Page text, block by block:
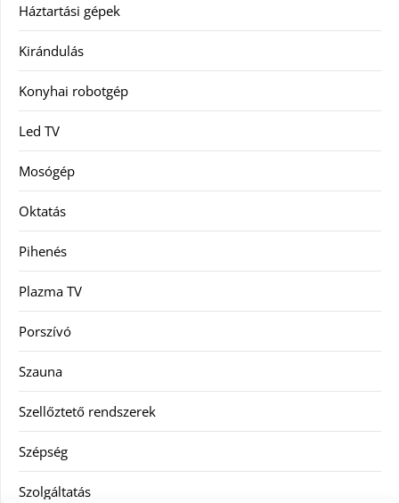
Háztartási gépek
Kirándulás
Konyhai robotgép
Led TV
Mosógép
Oktatás
Pihenés
Plazma TV
Porszívó
Szauna
Szellőztető rendszerek
Szépség
Szolgáltatás